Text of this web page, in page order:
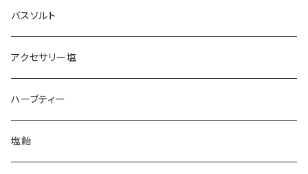
ピンク
イエロー
ブレンド塩
アンデス岩塩
ペルー天日塩
イラン岩塩
岩塩ランプ
岩塩キャンドルホルダー
バスソルト
アクセサリー塩
ハーブティー
塩飴